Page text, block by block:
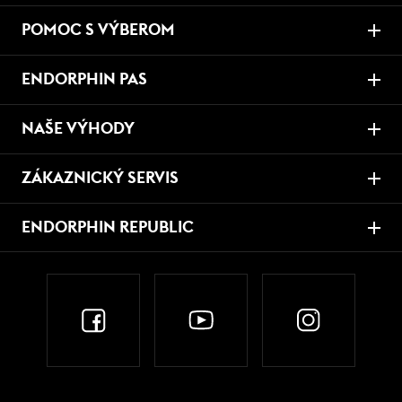
POMOC S VÝBEROM
ENDORPHIN PAS
NAŠE VÝHODY
ZÁKAZNICKÝ SERVIS
ENDORPHIN REPUBLIC